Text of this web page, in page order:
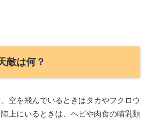
敵は何？
空を飛んでいるときはタカやフクロウ
上にいるときは、ヘビや肉食の哺乳類